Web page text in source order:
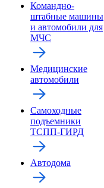
Командно-
штабные машины
и автомобили для
МЧС
Медицинские
автомобили
Самоходные
подъемники
ТСПП-ГИРД
Автодома